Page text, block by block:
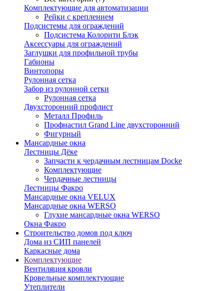
Комплектующие для автоматизации
Рейки с креплением
Подсистемы для ограждений
Подсистема Колорити Блэк
Аксессуары для ограждений
Заглушки для профильной трубы
Габионы
Винтопоры
Рулонная сетка
Забор из рулонной сетки
Рулонная сетка
Двухсторонний профлист
Металл Профиль
Профнастил Grand Line двухсторонний
Фигурный
Мансардные окна
Лестницы Дёке
Запчасти к чердачным лестницам Docke
Комплектующие
Чердачные лестницы
Лестницы Факро
Мансардные окна VELUX
Мансардные окна WERSO
Глухие мансардные окна WERSO
Окна Факро
Строительство домов под ключ
Дома из СИП панелей
Каркасные дома
Комплектующие
Вентиляция кровли
Кровельные комплектующие
Утеплители